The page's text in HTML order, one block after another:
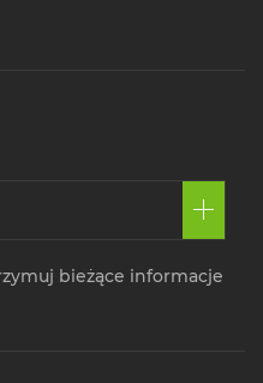
bieżące informacje